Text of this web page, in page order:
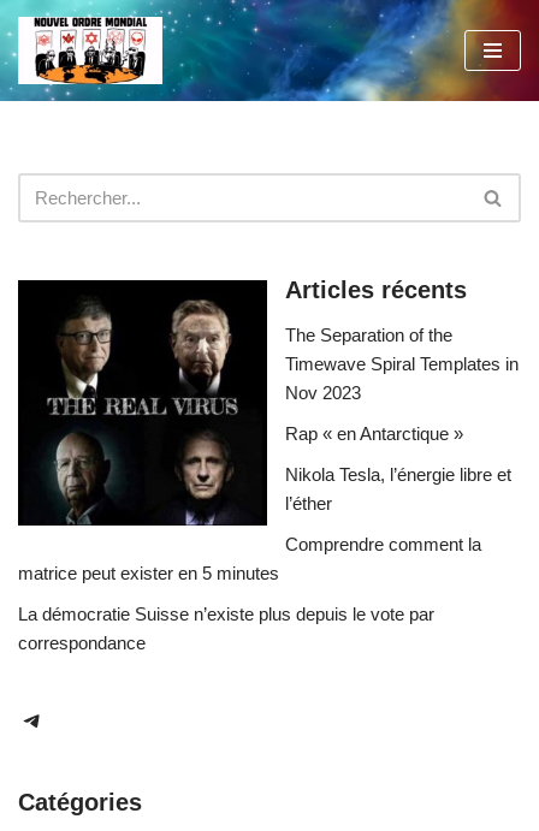
Aller
au
Articles récents
The Separation of the
Timewave Spiral Templates in
Nov 2023
Rap « en Antarctique »
Nikola Tesla, l’énergie libre et
l’éther
Comprendre comment la
matrice peut exister en 5 minutes
La démocratie Suisse n’existe plus depuis le vote par
correspondance
Catégories